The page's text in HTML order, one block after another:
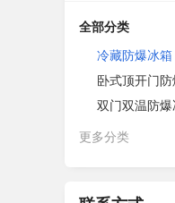
全部分类
冷藏防爆冰箱
卧式顶开门
双门双温防爆
更多分类